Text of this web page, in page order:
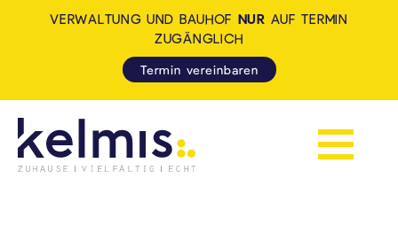
Navigation
VERWALTUNG UND BAUHOF NUR AUF TERMIN
ZUGÄNGLICH
Termin vereinbaren